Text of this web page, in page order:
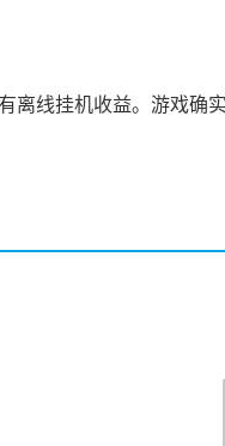
离线挂机收益。游戏确